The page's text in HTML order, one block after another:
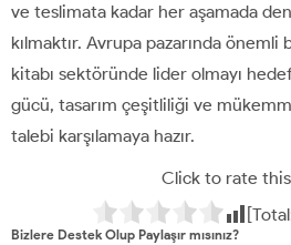
ve teslimata kadar her aşamada
kılmaktır. Avrupa pazarında
kitabı sektöründe lider olmayı
gücü, tasarım çeşitliliği ve
talebi karşılamaya hazır.
Click to rate
Bizlere Destek Olup Paylaşır mısınız?